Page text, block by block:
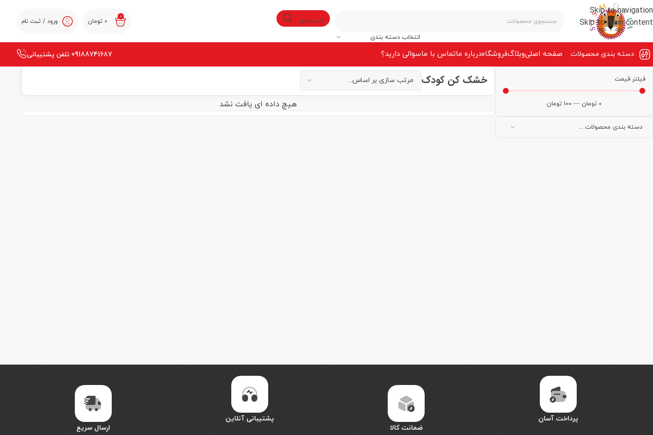
Skip to navigation
Skip to main content
انتخاب دسته بندی
جستجو 0
0 تومان ورود / ثبت نام
دسته بندی محصولات صفحه‌ اصلیوبلاگفروشگاهدرباره ماتماس با ماسوالی دارید؟ 09188741687 تلفن پشتیبانی
فیلتر قیمت
0 تومان —
100 تومان
خشک کن کودک
هیچ داده ای یافت نشد
پرداخت آسان
ضمانت کالا
پشتیبانی آنلاین
ارسال سریع